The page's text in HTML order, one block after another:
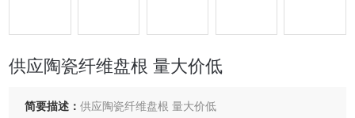
供应陶瓷纤维盘根 量大价低
简要描述：供应陶瓷纤维盘根 量大价低